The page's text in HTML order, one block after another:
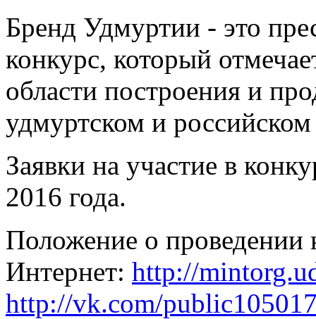
Бренд Удмуртии - это
конкурс, который
области построения и
удмуртском и
Заявки на участие в
2016 года.
Положение о проведении
Интернет: http://
http://vk.com/